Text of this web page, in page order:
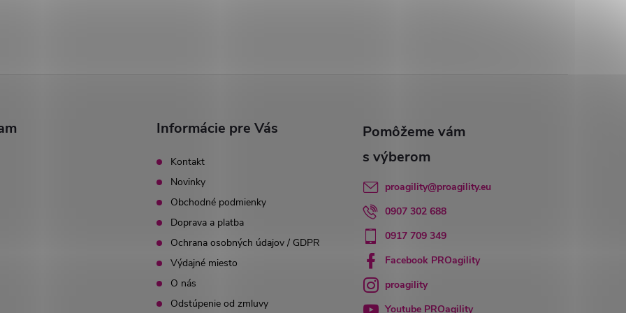
Informácie pre Vás
Kontakt
Novinky
Obchodné podmienky
Doprava a platba
Ochrana osobných údajov / GDPR
Výdajné miesto
O nás
Odstúpenie od zmluvy
proagility@proagility.eu
0907 302 688
0917 709 349
Facebook PROagility
proagility
Youtube PROagility